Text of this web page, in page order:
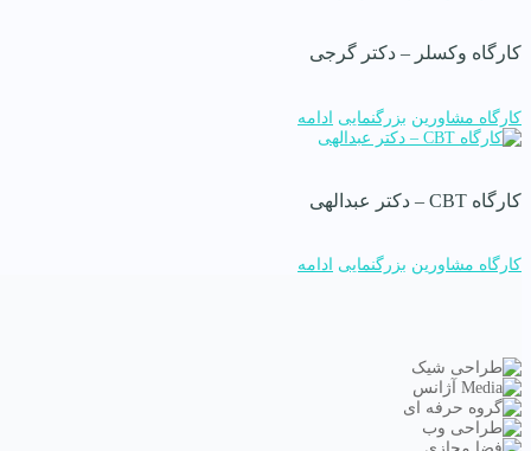
کارگاه وکسلر – دکتر گرجی
کارگاه مشاورین بزرگنمایی ادامه
کارگاه CBT – دکتر عبدالهی
کارگاه مشاورین بزرگنمایی ادامه